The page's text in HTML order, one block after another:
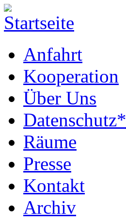
Anfahrt
Kooperation
Über Uns
Datenschutz*
Räume
Presse
Kontakt
Archiv